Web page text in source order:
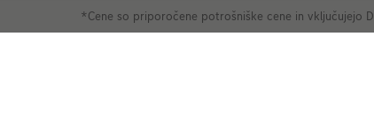
*Cene so priporočene potrošniške cene in vključujejo